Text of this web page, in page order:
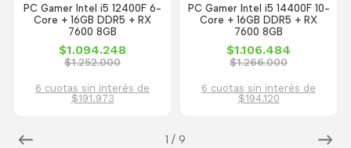
1 / 9
PC Gamer Intel i5 12400F 6-
Core + 16GB DDR5 + RX
7600 8GB
$1.094.248
$1.252.000
6 cuotas sin interés de
$191.973
PC Gamer Intel i5 14400F 10-
Core + 16GB DDR5 + RX
7600 8GB
$1.106.484
$1.266.000
6 cuotas sin interés de
$194.120